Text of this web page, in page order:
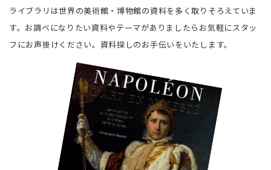
ライブラリは世界の美術館・博物館の資料を多く取りそろえていま
す。お調べになりたい資料やテーマがありましたらお気軽にスタッ
フにお声掛けください。資料探しのお手伝いをいたします。